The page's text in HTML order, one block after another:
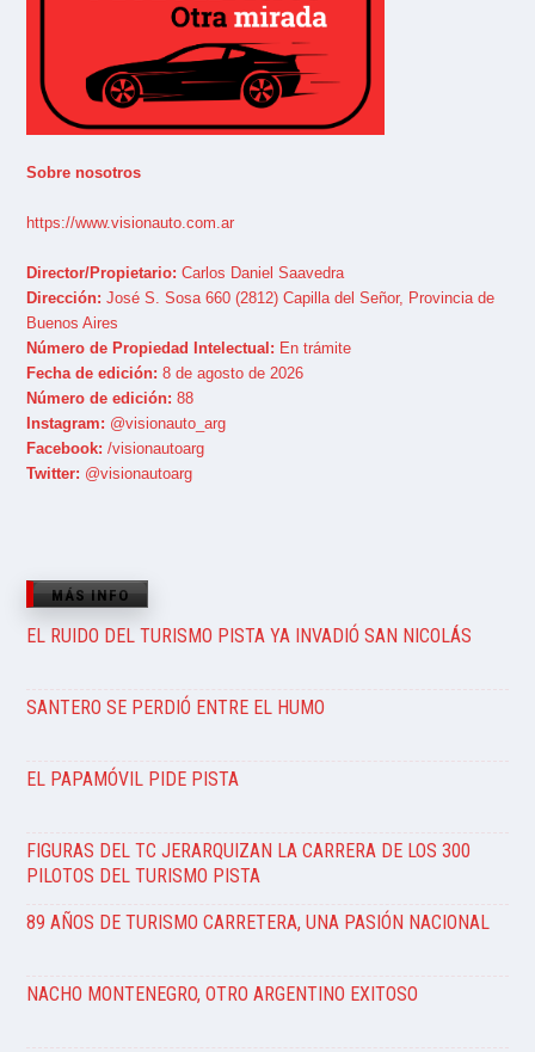
Sobre nosotros
https://www.visionauto.com.ar
Director/Propietario: Carlos Daniel Saavedra
Dirección: José S. Sosa 660 (2812) Capilla del Señor, Provincia de
Buenos Aires
Número de Propiedad Intelectual: En trámite
Fecha de edición: 8 de agosto de 2026
Número de edición: 88
Instagram: @visionauto_arg
Facebook: /visionautoarg
Twitter: @visionautoarg
MÁS INFO
EL RUIDO DEL TURISMO PISTA YA INVADIÓ SAN NICOLÁS
SANTERO SE PERDIÓ ENTRE EL HUMO
EL PAPAMÓVIL PIDE PISTA
FIGURAS DEL TC JERARQUIZAN LA CARRERA DE LOS 300
PILOTOS DEL TURISMO PISTA
89 AÑOS DE TURISMO CARRETERA, UNA PASIÓN NACIONAL
NACHO MONTENEGRO, OTRO ARGENTINO EXITOSO